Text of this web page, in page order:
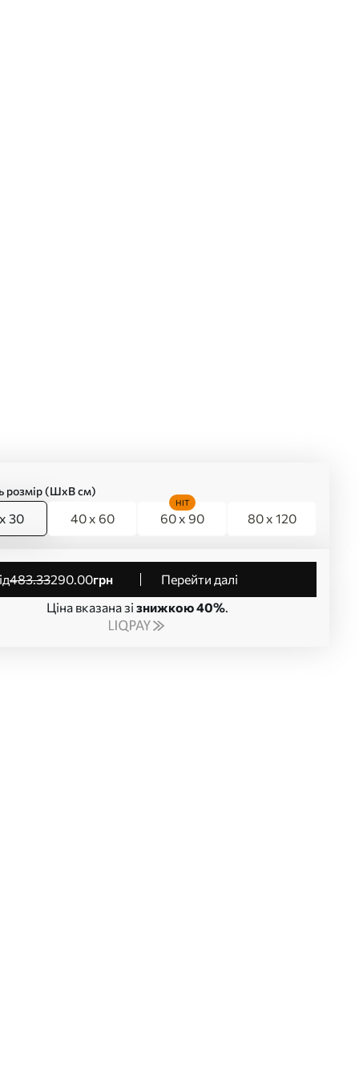
розмір (ШхВ см)
30 40 x 60 60 x 90
HIT
80 x 120
від483.33290.00грн
Перейти далі
Ціна вказана зі знижкою 40%.